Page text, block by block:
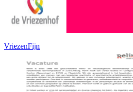
VriezenFijn